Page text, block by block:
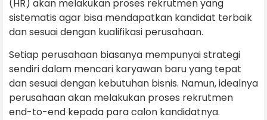
(HR) akan melakukan proses rekrutmen yang
sistematis agar bisa mendapatkan kandidat terbaik
dan sesuai dengan kualifikasi perusahaan.
Setiap perusahaan biasanya mempunyai strategi
sendiri dalam mencari karyawan baru yang tepat
dan sesuai dengan kebutuhan bisnis. Namun, idealnya
perusahaan akan melakukan proses rekrutmen
end-to-end kepada para calon kandidatnya.